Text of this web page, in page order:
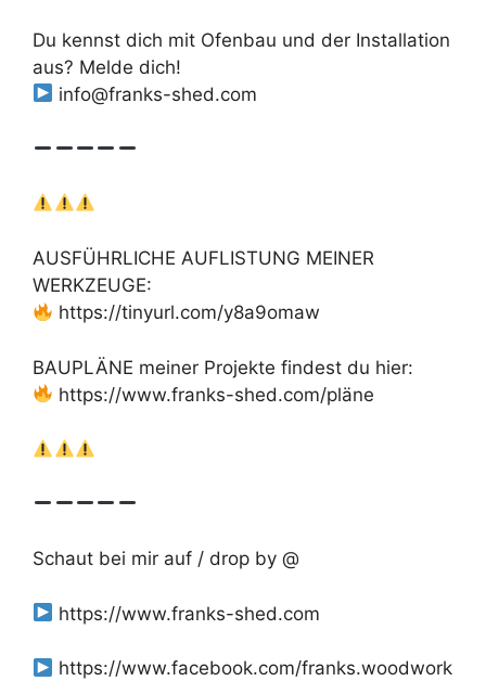
Du kennst dich mit Ofenbau und der Installation
aus? Melde dich!
info@franks-shed.com
AUSFÜHRLICHE AUFLISTUNG MEINER
WERKZEUGE:
https://tinyurl.com/y8a9omaw
BAUPLÄNE meiner Projekte findest du hier:
https://www.franks-shed.com/pläne
Schaut bei mir auf / drop by @
https://www.franks-shed.com
https://www.facebook.com/franks.woodwork